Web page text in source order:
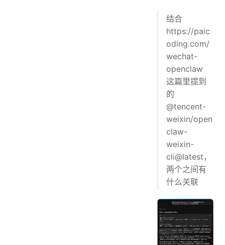
结合
https://paic
oding.com/
wechat-
openclaw
这篇里提到
的
@tencent-
weixin/open
claw-
weixin-
cli@latest，
两个之间有
什么关联